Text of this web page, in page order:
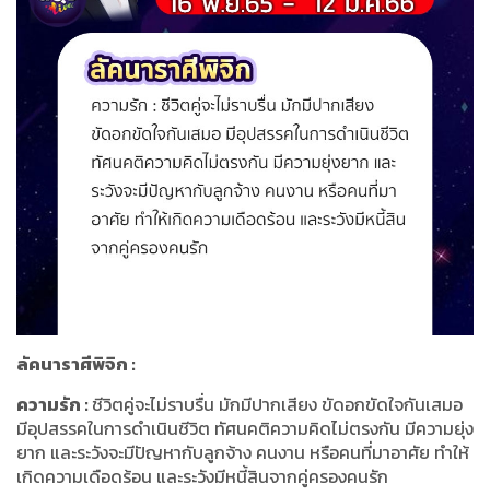
ลัคนาราศีพิจิก :
ความรัก :ชีวิตคู่จะไม่ราบรื่น มักมีปากเสียง ขัดอกขัดใจกันเสมอ
มีอุปสรรคในการดำเนินชีวิต ทัศนคติความคิดไม่ตรงกัน มีความยุ่ง
ยาก และระวังจะมีปัญหากับลูกจ้าง คนงาน หรือคนที่มาอาศัย ทำให้
เกิดความเดือดร้อน และระวังมีหนี้สินจากคู่ครองคนรัก